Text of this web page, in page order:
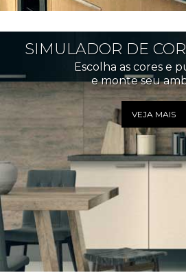
SIMULADOR DE
Escolha as cores e
e monte seu
VEJA MAIS